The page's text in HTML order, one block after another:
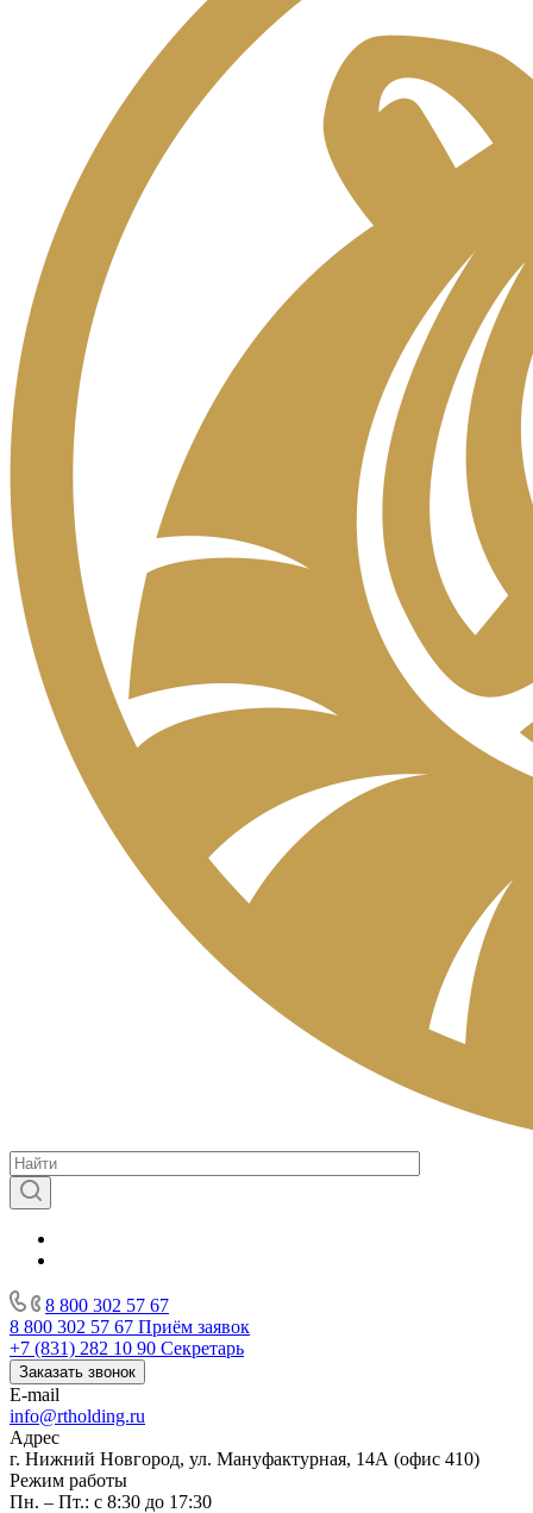
8 800 302 57 67
8 800 302 57 67 Приём заявок
+7 (831) 282 10 90 Секретарь
Заказать звонок
E-mail
info@rtholding.ru
Адрес
г. Нижний Новгород, ул. Мануфактурная, 14А (офис 410)
Режим работы
Пн. – Пт.: с 8:30 до 17:30